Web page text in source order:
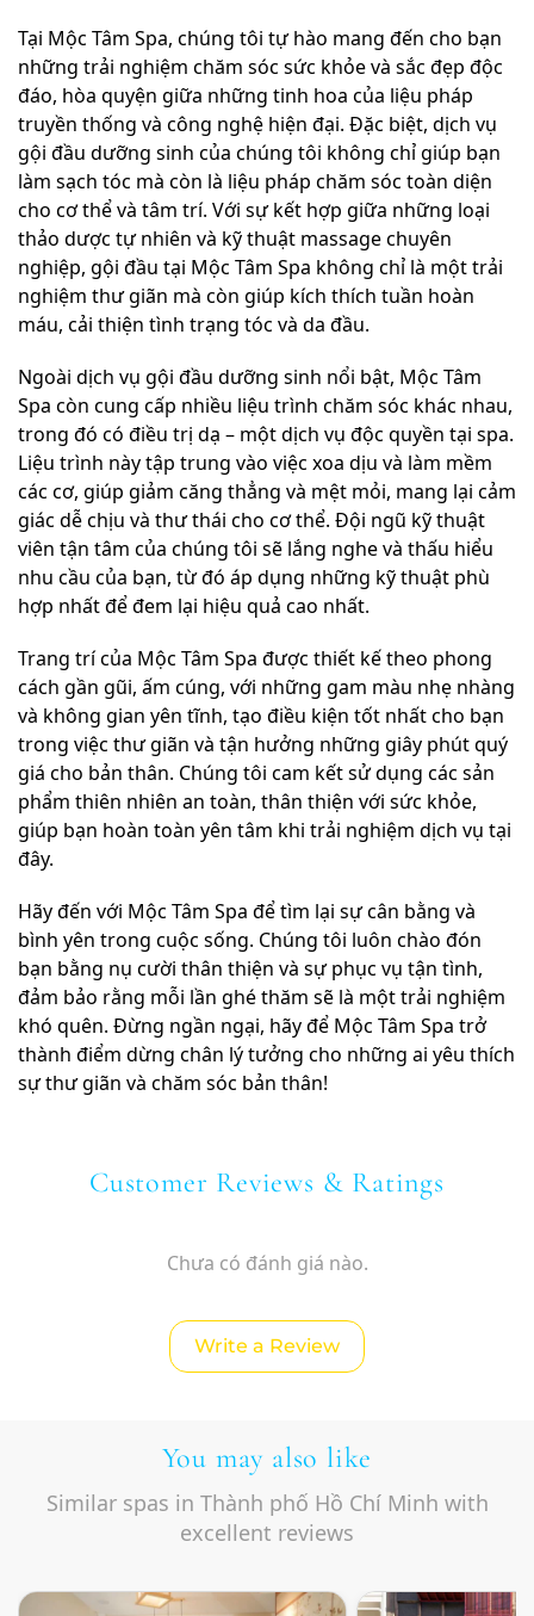
Tại Mộc Tâm Spa, chúng tôi tự hào mang đến cho bạn
những trải nghiệm chăm sóc sức khỏe và sắc đẹp độc
đáo, hòa quyện giữa những tinh hoa của liệu pháp
truyền thống và công nghệ hiện đại. Đặc biệt, dịch vụ
gội đầu dưỡng sinh của chúng tôi không chỉ giúp bạn
làm sạch tóc mà còn là liệu pháp chăm sóc toàn diện
cho cơ thể và tâm trí. Với sự kết hợp giữa những loại
thảo dược tự nhiên và kỹ thuật massage chuyên
nghiệp, gội đầu tại Mộc Tâm Spa không chỉ là một trải
nghiệm thư giãn mà còn giúp kích thích tuần hoàn
máu, cải thiện tình trạng tóc và da đầu.
Ngoài dịch vụ gội đầu dưỡng sinh nổi bật, Mộc Tâm
Spa còn cung cấp nhiều liệu trình chăm sóc khác nhau,
trong đó có điều trị dạ – một dịch vụ độc quyền tại spa.
Liệu trình này tập trung vào việc xoa dịu và làm mềm
các cơ, giúp giảm căng thẳng và mệt mỏi, mang lại cảm
giác dễ chịu và thư thái cho cơ thể. Đội ngũ kỹ thuật
viên tận tâm của chúng tôi sẽ lắng nghe và thấu hiểu
nhu cầu của bạn, từ đó áp dụng những kỹ thuật phù
hợp nhất để đem lại hiệu quả cao nhất.
Trang trí của Mộc Tâm Spa được thiết kế theo phong
cách gần gũi, ấm cúng, với những gam màu nhẹ nhàng
và không gian yên tĩnh, tạo điều kiện tốt nhất cho bạn
trong việc thư giãn và tận hưởng những giây phút quý
giá cho bản thân. Chúng tôi cam kết sử dụng các sản
phẩm thiên nhiên an toàn, thân thiện với sức khỏe,
giúp bạn hoàn toàn yên tâm khi trải nghiệm dịch vụ tại
đây.
Hãy đến với Mộc Tâm Spa để tìm lại sự cân bằng và
bình yên trong cuộc sống. Chúng tôi luôn chào đón
bạn bằng nụ cười thân thiện và sự phục vụ tận tình,
đảm bảo rằng mỗi lần ghé thăm sẽ là một trải nghiệm
khó quên. Đừng ngần ngại, hãy để Mộc Tâm Spa trở
thành điểm dừng chân lý tưởng cho những ai yêu thích
sự thư giãn và chăm sóc bản thân!
Customer Reviews & Ratings
Chưa có đánh giá nào.
Write a Review
You may also like
Similar spas in Thành phố Hồ Chí Minh with
excellent reviews